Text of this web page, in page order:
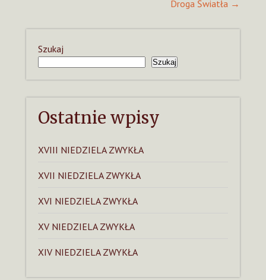
Droga Światła →
Szukaj
Szukaj
Ostatnie wpisy
XVIII NIEDZIELA ZWYKŁA
XVII NIEDZIELA ZWYKŁA
XVI NIEDZIELA ZWYKŁA
XV NIEDZIELA ZWYKŁA
XIV NIEDZIELA ZWYKŁA